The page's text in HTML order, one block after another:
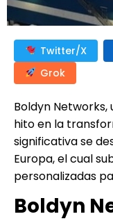
Twitter/X
Grok
Boldyn
hito en la
significativa se
Europa, el cual
personalizadas
Boldyn